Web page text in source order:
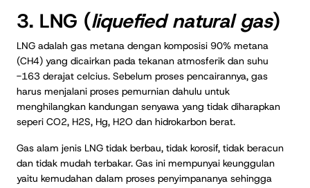
3. LNG (liquefied natural gas)
LNG adalah gas metana dengan komposisi 90% metana
(CH4) yang dicairkan pada tekanan atmosferik dan suhu
-163 derajat celcius. Sebelum proses pencairannya, gas
harus menjalani proses pemurnian dahulu untuk
menghilangkan kandungan senyawa yang tidak diharapkan
seperi CO2, H2S, Hg, H2O dan hidrokarbon berat.
Gas alam jenis LNG tidak berbau, tidak korosif, tidak beracun
dan tidak mudah terbakar. Gas ini mempunyai keunggulan
yaitu kemudahan dalam proses penyimpananya sehingga